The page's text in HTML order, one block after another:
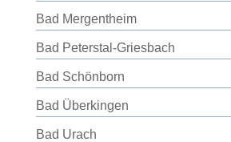
Bad Mergentheim
Bad Peterstal-Griesbach
Bad Schönborn
Bad Überkingen
Bad Urach